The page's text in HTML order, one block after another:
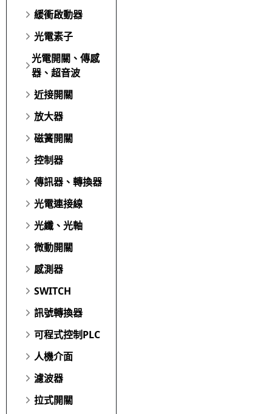
緩衝啟動器
光電素子
光電開關、傳感
器、超音波
近接開關
放大器
磁簧開關
控制器
傳訊器、轉換器
光電連接線
光纖、光軸
微動開關
感測器
SWITCH
訊號轉換器
可程式控制PLC
人機介面
濾波器
拉式開關